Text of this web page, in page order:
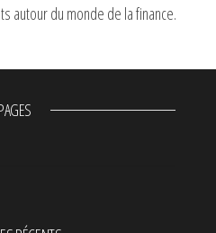
autour du monde de la finance.